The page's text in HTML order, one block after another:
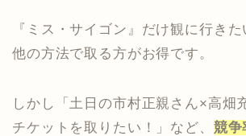
『ミス・サイゴン』だけ観に行きた
他の方法で取る方がお得です。
しかし「土日の市村正親さん×高畑
チケットを取りたい！」など、 競争